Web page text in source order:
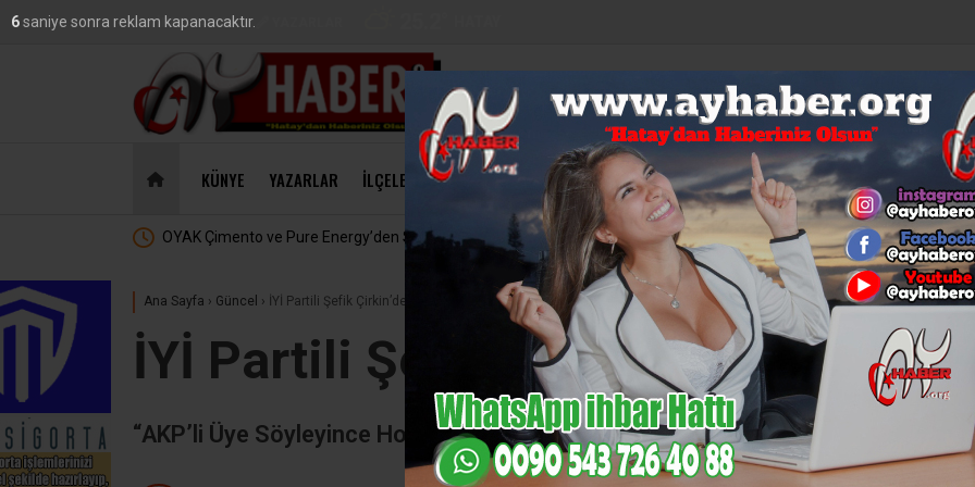
VİDEOGALERİ
47,18
%0,04
53,92 %-0,116,085 %-0,12
BİST
14,133 %1,09$64.647
%0,44
KÜNYE YAZARLAR İLÇELER EKONOMI GÜNCEL
KÜLTÜR-
SANAT
MAGAZIN SAĞLIK SIYASET
MasterChef’te Hatay Rüzgarı : İskenderun’un Gurur Tablosu:
DOLAR: 47,18 EURO: 53,92
Ana Sayfa › Güncel › İYİ Partili Şefik Çirkin’den ‘BUTLAN’ Tepkisi:
İYİ Partili Şefik Çirkin’den
“AKP’li Üye Söyleyince Hoş, Dervişoğlu Söyleyince Yanlış mı?”
4saniye sonra reklam kapanacaktır.